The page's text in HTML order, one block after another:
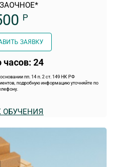
Р
ЗАЯВКУ
часов: 24
пп. 14 п. 2 ст. 149 НК РФ
подробную информацию уточняйте по
ОБУЧЕНИЯ